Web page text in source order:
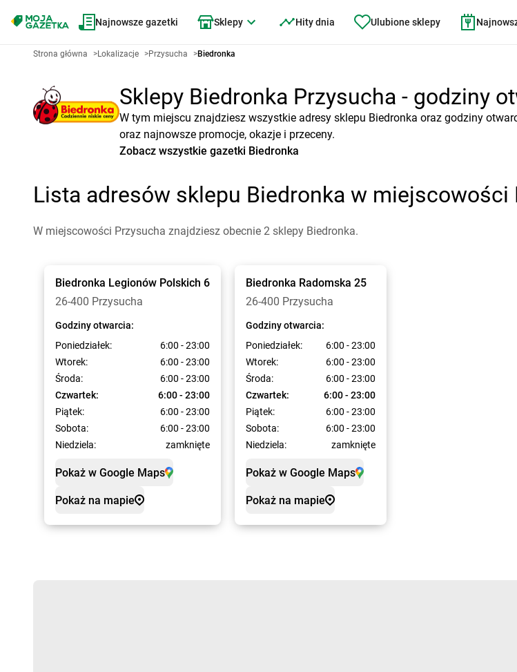
Najnowsze gazetki Sklepy Hity dnia Ulubione sklepy
Strona główna >Lokalizacje >Przysucha >Biedronka
Sklepy Biedronka Przysucha - godziny
W tym miejscu znajdziesz wszystkie adresy sklepu Biedronka oraz godziny
oraz najnowsze promocje, okazje i przeceny.
Zobacz wszystkie gazetki Biedronka
Lista adresów sklepu Biedronka w miejscowości
W miejscowości Przysucha znajdziesz obecnie 2 sklepy Biedronka.
Biedronka Legionów Polskich 6
26-400 Przysucha
Godziny otwarcia:
Poniedziałek:
6:00 - 23:00
Wtorek:
6:00 - 23:00
Środa:
6:00 - 23:00
Czwartek:
6:00 - 23:00
Piątek:
6:00 - 23:00
Sobota:
6:00 - 23:00
Niedziela:
zamknięte
Pokaż w Google Maps
Pokaż na mapie
Biedronka Radomska 25
26-400 Przysucha
Godziny otwarcia:
Poniedziałek:
6:00 - 23:00
Wtorek:
6:00 - 23:00
Środa:
6:00 - 23:00
Czwartek:
6:00 - 23:00
Piątek:
6:00 - 23:00
Sobota:
6:00 - 23:00
Niedziela:
zamknięte
Pokaż w Google Maps
Pokaż na mapie